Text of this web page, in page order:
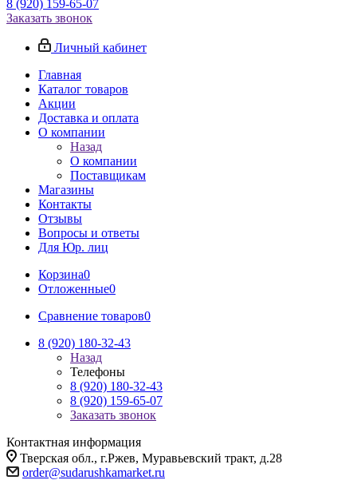
8 (920) 159-65-07
Заказать звонок
Личный кабинет
Главная
Каталог товаров
Акции
Доставка и оплата
О компании
Назад
О компании
Поставщикам
Магазины
Контакты
Отзывы
Вопросы и ответы
Для Юр. лиц
Корзина0
Отложенные0
Сравнение товаров0
8 (920) 180-32-43
Назад
Телефоны
8 (920) 180-32-43
8 (920) 159-65-07
Заказать звонок
Контактная информация
Тверская обл., г.Ржев, Муравьевский тракт, д.28
order@sudarushkamarket.ru